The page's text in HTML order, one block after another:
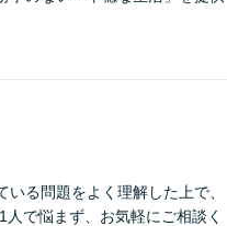
る問題をよく理解した上で、
で悩まず、お気軽にご相談く